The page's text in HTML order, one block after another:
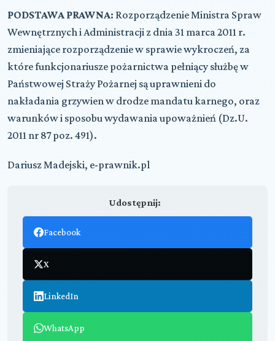
PODSTAWA PRAWNA: Rozporządzenie Ministra Spraw
Wewnętrznych i Administracji z dnia 31 marca 2011 r.
zmieniające rozporządzenie w sprawie wykroczeń, za
które funkcjonariusze pożarnictwa pełniący służbę w
Państwowej Straży Pożarnej są uprawnieni do
nakładania grzywien w drodze mandatu karnego, oraz
warunków i sposobu wydawania upoważnień (Dz.U.
2011 nr 87 poz. 491).
Dariusz Madejski, e-prawnik.pl
Udostępnij:
Facebook
X
LinkedIn
WhatsApp